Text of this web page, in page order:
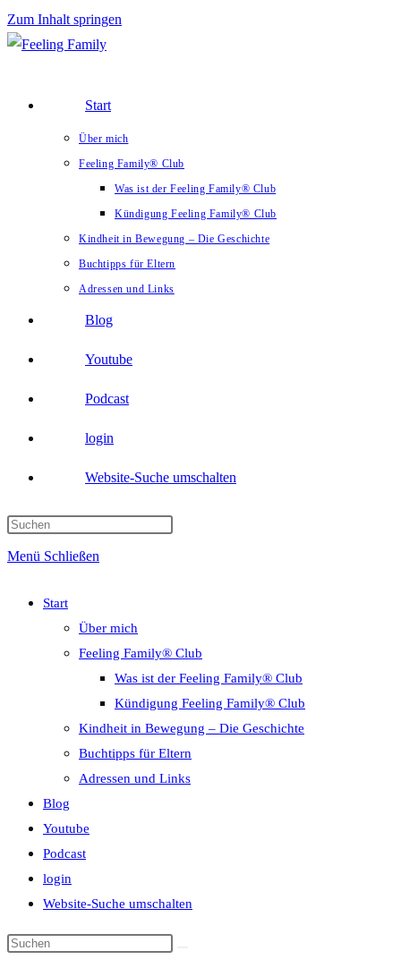
Zum Inhalt springen
Start
Über mich
Feeling Family® Club
Was ist der Feeling Family® Club
Kündigung Feeling Family® Club
Kindheit in Bewegung – Die Geschichte
Buchtipps für Eltern
Adressen und Links
Blog
Youtube
Podcast
login
Website-Suche umschalten
Menü Schließen
Start
Über mich
Feeling Family® Club
Was ist der Feeling Family® Club
Kündigung Feeling Family® Club
Kindheit in Bewegung – Die Geschichte
Buchtipps für Eltern
Adressen und Links
Blog
Youtube
Podcast
login
Website-Suche umschalten